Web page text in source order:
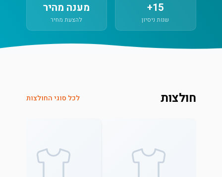
15+
שנות ניסיון
מענה מהיר
להצעת מחיר
חולצות לכל סוגי החולצות